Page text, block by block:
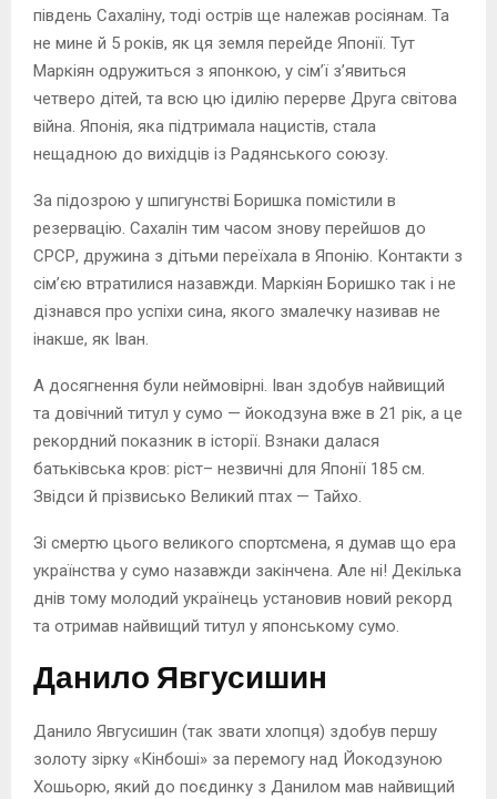
південь Сахаліну, тоді острів ще належав росіянам. Та
не мине й 5 років, як ця земля перейде Японії. Тут
Маркіян одружиться з японкою, у сім’ї з’явиться
четверо дітей, та всю цю ідилію перерве Друга світова
війна. Японія, яка підтримала нацистів, стала
нещадною до вихідців із Радянського союзу.
За підозрою у шпигунстві Боришка помістили в
резервацію. Сахалін тим часом знову перейшов до
СРСР, дружина з дітьми переїхала в Японію. Контакти з
сім’єю втратилися назавжди. Маркіян Боришко так і не
дізнався про успіхи сина, якого змалечку називав не
інакше, як Іван.
А досягнення були неймовірні. Іван здобув найвищий
та довічний титул у сумо — йокодзуна вже в 21 рік, а це
рекордний показник в історії. Взнаки далася
батьківська кров: ріст– незвичні для Японії 185 см.
Звідси й прізвисько Великий птах — Тайхо.
Зі смертю цього великого спортсмена, я думав що ера
українства у сумо назавжди закінчена. Але ні! Декілька
днів тому молодий українець установив новий рекорд
та отримав найвищий титул у японському сумо.
Данило Явгусишин
Данило Явгусишин (так звати хлопця) здобув першу
золоту зірку «Кінбоші» за перемогу над Йокодзуною
Хошьорю, який до поєдинку з Данилом мав найвищий